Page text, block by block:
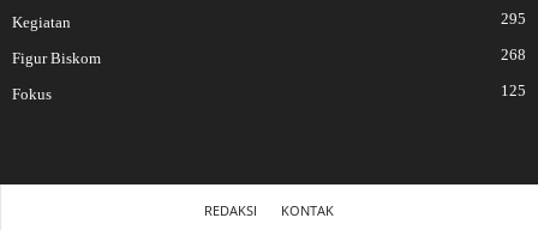
Kegiatan 295
Figur Biskom 268
Fokus 125
REDAKSI KONTAK